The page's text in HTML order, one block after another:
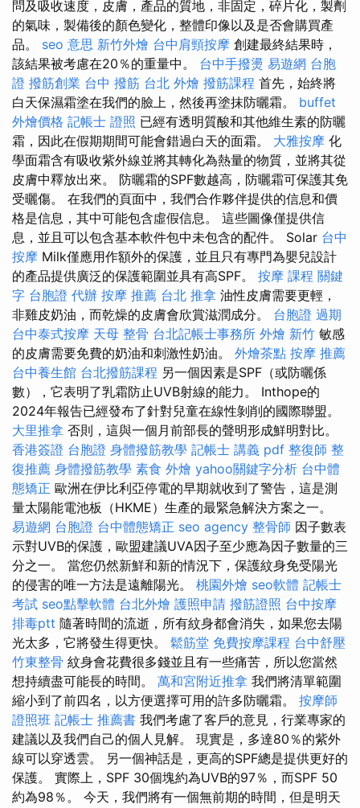
問及吸收速度，皮膚，產品的質地，非固定，碎片化，製劑
的氣味，製備後的顏色變化，整體印像以及是否會購買產
品。 seo 意思 新竹外燴 台中肩頸按摩 創建最終結果時，
該結果被考慮在20％的重量中。 台中手撥燙 易遊網 台胞
證 撥筋創業 台中 撥筋 台北 外燴 撥筋課程 首先，始終將
白天保濕霜塗在我們的臉上，然後再塗抹防曬霜。 buffet
外燴價格 記帳士 證照 已經有透明質酸和其他維生素的防曬
霜，因此在假期期間可能會錯過白天的面霜。 大雅按摩 化
學面霜含有吸收紫外線並將其轉化為熱量的物質，並將其從
皮膚中釋放出來。 防曬霜的SPF數越高，防曬霜可保護其免
受曬傷。 在我們的頁面中，我們合作夥伴提供的信息和價
格是信息，其中可能包含虛假信息。 這些圖像僅提供信
息，並且可以包含基本軟件包中未包含的配件。 Solar 台中
按摩 Milk僅應用作額外的保護，並且只有專門為嬰兒設計
的產品提供廣泛的保護範圍並具有高SPF。 按摩 課程 關鍵
字 台胞證 代辦 按摩 推薦 台北 推拿 油性皮膚需要更輕，
非雞皮奶油，而乾燥的皮膚會欣賞滋潤成分。 台胞證 過期
台中泰式按摩 天母 整骨 台北記帳士事務所 外燴 新竹 敏感
的皮膚需要免費的奶油和刺激性奶油。 外燴茶點 按摩 推薦
台中養生館 台北撥筋課程 另一個因素是SPF（或防曬係
數），它表明了乳霜防止UVB射線的能力。 Inthope的
2024年報告已經發布了針對兒童在線性剝削的國際聯盟。
大里推拿 否則，這與一個月前部長的聲明形成鮮明對比。
香港簽證 台胞證 身體撥筋教學 記帳士 講義 pdf 整復師 整
復推薦 身體撥筋教學 素食 外燴 yahoo關鍵字分析 台中體
態矯正 歐洲在伊比利亞停電的早期就收到了警告，這是測
量太陽能電池板（HKME）生產的最緊急解決方案之一。
易遊網 台胞證 台中體態矯正 seo agency 整骨師 因子數表
示對UVB的保護，歐盟建議UVA因子至少應為因子數量的三
分之一。 當您仍然新鮮和新的情況下，保護紋身免受陽光
的侵害的唯一方法是遠離陽光。 桃園外燴 seo軟體 記帳士
考試 seo點擊軟體 台北外燴 護照申請 撥筋證照 台中按摩
排毒ptt 隨著時間的流逝，所有紋身都會消失，如果您去陽
光太多，它將發生得更快。 鬆筋堂 免費按摩課程 台中舒壓
竹東整骨 紋身會花費很多錢並且有一些痛苦，所以您當然
想持續盡可能長的時間。 萬和宮附近推拿 我們將清單範圍
縮小到了前四名，以方便選擇可用的許多防曬霜。 按摩師
證照班 記帳士 推薦書 我們考慮了客戶的意見，行業專家的
建議以及我們自己的個人見解。 現實是，多達80％的紫外
線可以穿透雲。 另一個神話是，更高的SPF總是提供更好的
保護。 實際上，SPF 30個塊約為UVB的97％，而SPF 50
約為98％。 今天，我們將有一個無前期的時間，但是明天